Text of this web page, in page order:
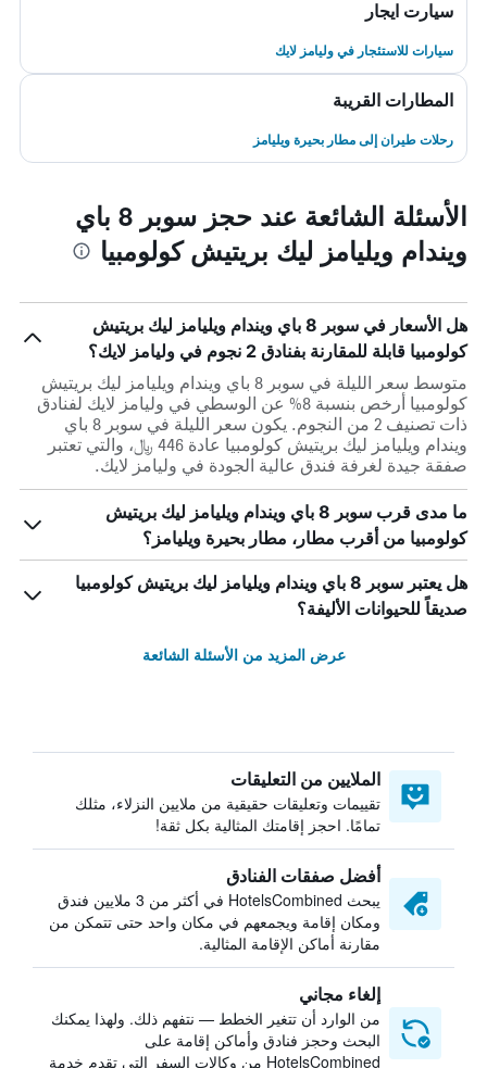
سيارت ايجار
سيارات للاستئجار في وليامز لايك
المطارات القريبة
رحلات طيران إلى مطار بحيرة ويليامز
الأسئلة الشائعة عند حجز سوبر 8 باي
ويندام ويليامز ليك بريتيش كولومبيا
هل الأسعار في سوبر 8 باي ويندام ويليامز ليك بريتيش
كولومبيا قابلة للمقارنة بفنادق 2 نجوم في وليامز لايك؟
متوسط سعر الليلة في سوبر 8 باي ويندام ويليامز ليك بريتيش
كولومبيا أرخص بنسبة 8% عن الوسطي في وليامز لايك لفنادق
ذات تصنيف 2 من النجوم. يكون سعر الليلة في سوبر 8 باي
ويندام ويليامز ليك بريتيش كولومبيا عادة 446 ﷼، والتي تعتبر
صفقة جيدة لغرفة فندق عالية الجودة في وليامز لايك.
ما مدى قرب سوبر 8 باي ويندام ويليامز ليك بريتيش
كولومبيا من أقرب مطار، مطار بحيرة ويليامز؟
هل يعتبر سوبر 8 باي ويندام ويليامز ليك بريتيش كولومبيا
صديقاً للحيوانات الأليفة؟
عرض المزيد من الأسئلة الشائعة
الملايين من التعليقات
تقييمات وتعليقات حقيقية من ملايين النزلاء، مثلك
تمامًا. احجز إقامتك المثالية بكل ثقة!
أفضل صفقات الفنادق
يبحث HotelsCombined في أكثر من 3 ملايين فندق
ومكان إقامة ويجمعهم في مكان واحد حتى تتمكن من
مقارنة أماكن الإقامة المثالية.
إلغاء مجاني
من الوارد أن تتغير الخطط — نتفهم ذلك. ولهذا يمكنك
البحث وحجز فنادق وأماكن إقامة على
HotelsCombined من وكالات السفر التي تقدم خدمة